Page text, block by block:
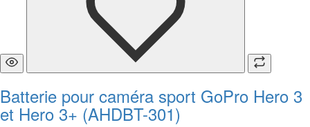
Batterie pour caméra sport GoPro Hero 3
et Hero 3+ (AHDBT-301)